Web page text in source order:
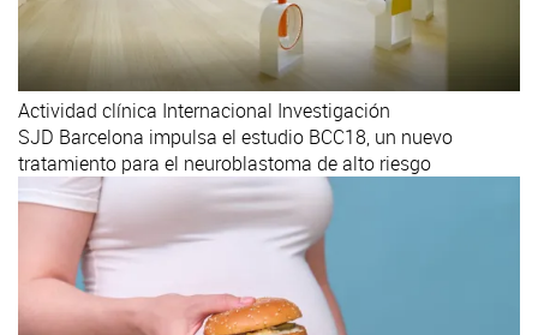
Actividad clínica Internacional Investigación
SJD Barcelona impulsa el estudio BCC18, un nuevo
tratamiento para el neuroblastoma de alto riesgo